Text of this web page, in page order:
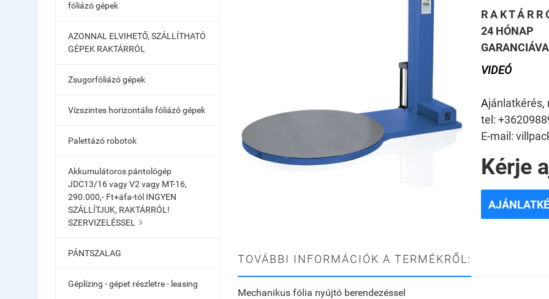
fóliázó gépek
AZONNAL ELVIHETŐ, SZÁLLÍTHATÓ
GÉPEK RAKTÁRRÓL
Zsugorfóliázó gépek
Vízszintes horizontális fóliázó gépek
Palettázó robotok
Akkumulátoros pántológép
JDC13/16 vagy V2 vagy MT-16,
290.000,- Ft+áfa-tól INGYEN
SZÁLLÍTJUK, RAKTÁRRÓL!
SZERVIZELÉSSEL

PÁNTSZALAG
Géplízing - gépet részletre - leasing
R A K T Á R
24 HÓNAP
VIDEÓ
Ajánlatkérés,
tel:
E-mail:
Kérje
TOVÁBBI INFORMÁCIÓK A TERMÉKRŐL:
Mechanikus fólia nyújtó berendezéssel